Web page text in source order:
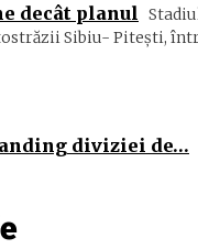
decât planul
Sibiu- Piteşti,
diviziei de…